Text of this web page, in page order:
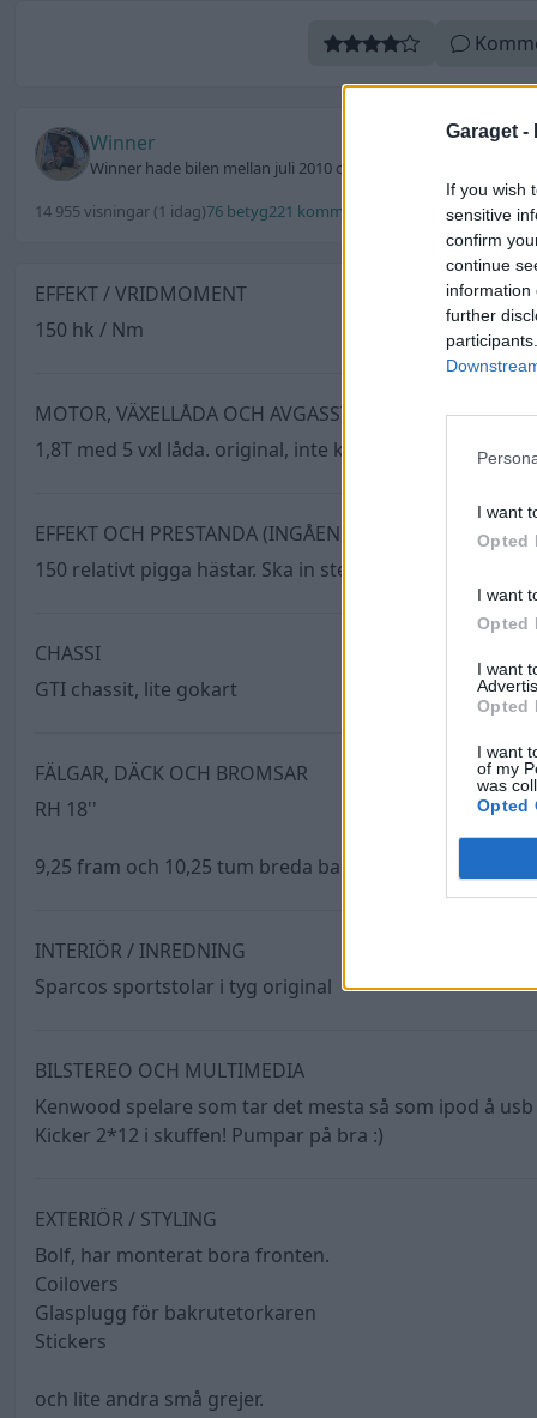
Garaget -
If you wish
sensitive
confirm
continue
information
further
I want
Opted
I want
Opted
I want
Opted
I want
of my
was
Opted
Winner
Winner hade bilen mellan juli 2010 och oktober 2011 (såld)
14 955 visningar (1 idag)76 betyg221 kommentarer 1 utmärkelse
EFFEKT / VRIDMOMENT
150 hk / Nm
MOTOR, VÄXELLÅDA OCH AVGASSYSTEM
1,8T med 5 vxl låda. original, inte kommit in på den
EFFEKT OCH PRESTANDA (INGÅENDE)
150 relativt pigga hästar. Ska in steg 1 eller 2 tills nästa
CHASSI
GTI chassit, lite gokart
FÄLGAR, DÄCK OCH BROMSAR
RH 18''
9,25 fram och 10,25 tum breda bak på 215/35-18 runt
INTERIÖR / INREDNING
Sparcos sportstolar i tyg original
BILSTEREO OCH MULTIMEDIA
Kenwood spelare som tar det mesta så som ipod å
Kicker 2*12 i skuffen! Pumpar på bra :)
EXTERIÖR / STYLING
Bolf, har monterat bora fronten.
Coilovers
Glasplugg för bakrutetorkaren
Stickers
och lite andra små grejer.